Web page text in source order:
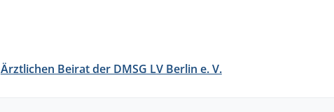
Ärztlichen Beirat der DMSG LV Berlin e. V.